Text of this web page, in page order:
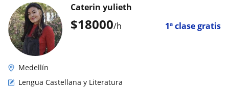
$18000/h 1ª clase gratis
Caterin yulieth
Medellín
Lengua Castellana y Literatura